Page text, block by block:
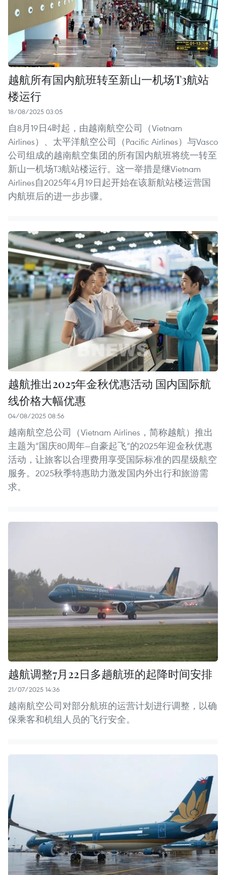
越航所有国内航班转至新山一机场T3航站
楼运行
18/08/2025 03:05
自8月19日4时起，由越南航空公司（Vietnam
Airlines）、太平洋航空公司（Pacific Airlines）与Vasco
公司组成的越南航空集团的所有国内航班将统一转至
新山一机场T3航站楼运行。这一举措是继Vietnam
Airlines自2025年4月19日起开始在该新航站楼运营国
内航班后的进一步步骤。
越航推出2025年金秋优惠活动 国内国际航
线价格大幅优惠
04/08/2025 08:56
越南航空总公司（Vietnam Airlines，简称越航）推出
主题为“国庆80周年—自豪起飞”的2025年迎金秋优惠
活动，让旅客以合理费用享受国际标准的四星级航空
服务。2025秋季特惠助力激发国内外出行和旅游需
求。
越航调整7月22日多趟航班的起降时间安排
21/07/2025 14:36
越南航空公司对部分航班的运营计划进行调整，以确
保乘客和机组人员的飞行安全。